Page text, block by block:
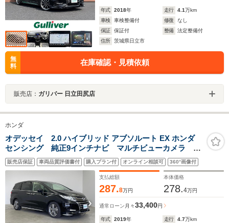
年式 2018年 走行 4.1万km
車検
車検整備付 修復
なし
保証
保証付 整備
法定整備付
住所
茨城県日立市
無
料
在庫確認・見積依頼
販売店： ガリバー 日立田尻店
ホンダ
オデッセイ 2.0 ハイブリッド アブソルート EX ホンダ
センシング 純正9インチナビ マルチビューカメラ
BSM ビルトインETC2.0 前後ドライブレコーダー ホ
ンダセンシング アダプティブクルーズコントロール
シートヒーター AC100V HDMI LEDライト
販売店保証 車両品質評価書付 購入プラン付 オンライン相談可 360°画像付
支払総額
287.8万円
本体価格
278.4万円
通常ローン 月々33,400円
年式 2019年 走行 4.7万km